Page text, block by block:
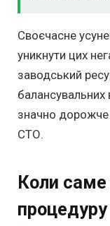
Своєчасне
уникнути цих
заводський
значно дорожче
СТО.
Коли саме
процедуру